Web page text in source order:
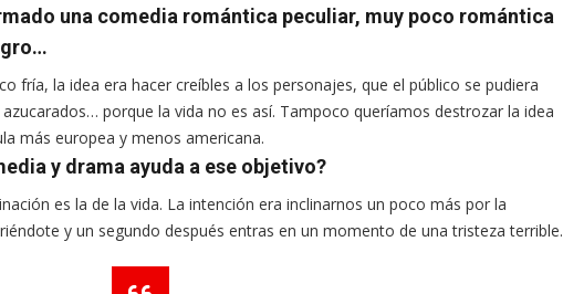
una comedia romántica peculiar, muy poco romántica
fría, la idea era hacer creíbles a los personajes, que el público se pudiera
porque la vida no es así. Tampoco queríamos destrozar la idea
más europea y menos americana.
y drama ayuda a ese objetivo?
es la de la vida. La intención era inclinarnos un poco más por la
y un segundo después entras en un momento de una tristeza terrible.